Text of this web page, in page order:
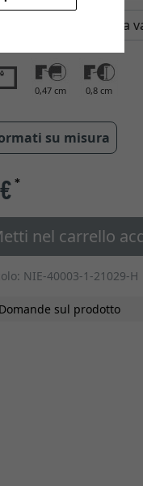
0,47 cm 0,8 cm
su misura
*
nel carrello
NIE-40003-1-21029-H
Domande sul prodotto